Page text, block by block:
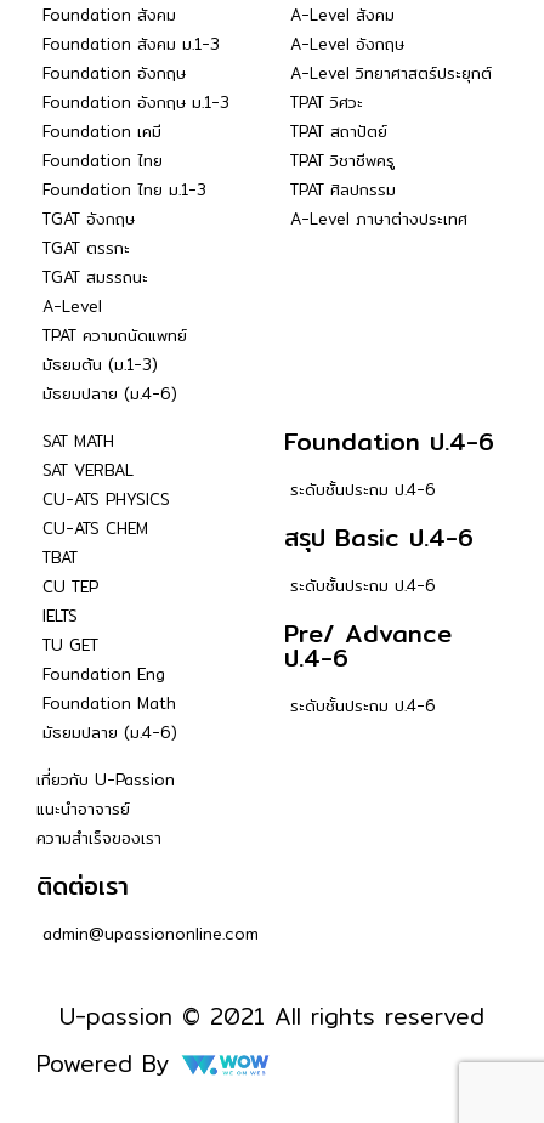
Foundation สังคม
Foundation สังคม ม.1-3
Foundation อังกฤษ
Foundation อังกฤษ ม.1-3
Foundation เคมี
Foundation ไทย
Foundation ไทย ม.1-3
TGAT อังกฤษ
TGAT ตรรกะ
TGAT สมรรถนะ
A-Level
TPAT ความถนัดแพทย์
มัธยมต้น (ม.1-3)
มัธยมปลาย (ม.4-6)
A-Level สังคม
A-Level อังกฤษ
A-Level วิทยาศาสตร์ประยุกต์
TPAT วิศวะ
TPAT สถาปัตย์
TPAT วิชาชีพครู
TPAT ศิลปกรรม
A-Level ภาษาต่างประเทศ
SAT MATH
SAT VERBAL
CU-ATS PHYSICS
CU-ATS CHEM
TBAT
CU TEP
IELTS
TU GET
Foundation Eng
Foundation Math
มัธยมปลาย (ม.4-6)
Foundation ป.4-6
ระดับชั้นประถม ป.4-6
สรุป Basic ป.4-6
ระดับชั้นประถม ป.4-6
Pre/ Advance
ป.4-6
ระดับชั้นประถม ป.4-6
เกี่ยวกับ U-Passion
แนะนำอาจารย์
ความสำเร็จของเรา
ติดต่อเรา
admin@upassiononline.com
U-passion © 2021 All rights reserved
Powered By